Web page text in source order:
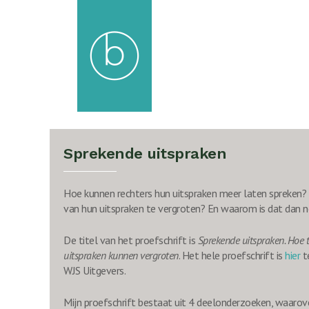
Sprekende uitspraken
Hoe kunnen rechters hun uitspraken meer laten
van hun uitspraken te vergroten? En waarom is dat
De titel van het proefschrift is Sprekende uitspraken.
uitspraken kunnen vergroten. Het hele proefschrift is hier
WJS Uitgevers.
Mijn proefschrift bestaat uit 4 deelonderzoeken,